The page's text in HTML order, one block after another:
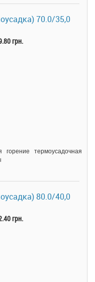
70.0/35,0
грн.
термоусадочная
80.0/40,0
грн.